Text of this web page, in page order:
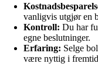
vanligvis utgjør en
Kontroll: Du har
egne beslutninger.
Erfaring: Selge
være nyttig i